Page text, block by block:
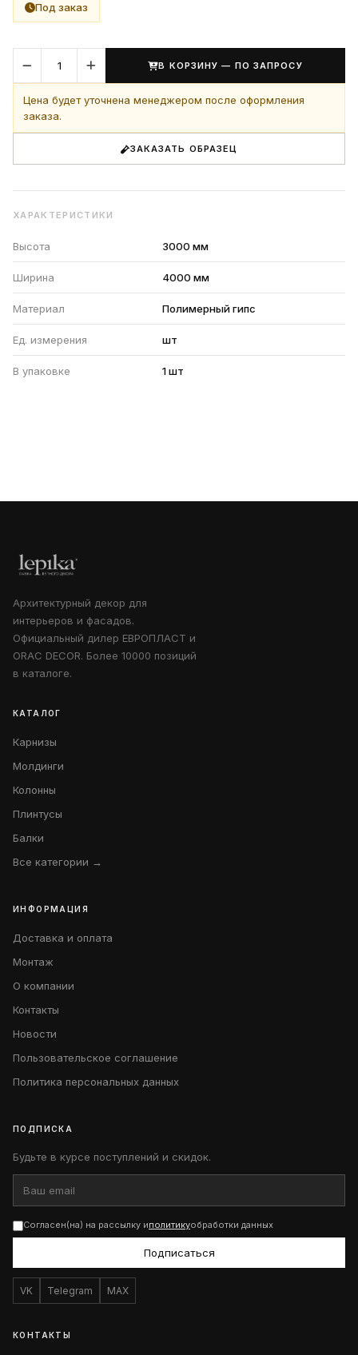
Под заказ
В КОРЗИНУ — ПО ЗАПРОСУ
Цена будет уточнена менеджером после оформления
заказа.
ЗАКАЗАТЬ ОБРАЗЕЦ
ХАРАКТЕРИСТИКИ
Высота 3000 мм
Ширина 4000 мм
Материал Полимерный гипс
Ед. измерения шт
В упаковке 1 шт
Архитектурный декор для
интерьеров и фасадов.
Официальный дилер ЕВРОПЛАСТ и
ORAC DECOR. Более 10000 позиций
в каталоге.
КАТАЛОГ
Карнизы
Молдинги
Колонны
Плинтусы
Балки
Все категории →
ИНФОРМАЦИЯ
Доставка и оплата
Монтаж
О компании
Контакты
Новости
Пользовательское соглашение
Политика персональных данных
ПОДПИСКА
Будьте в курсе поступлений и скидок.
Согласен(на) на рассылку иполитикуобработки данных
Подписаться
VK Telegram MAX
КОНТАКТЫ